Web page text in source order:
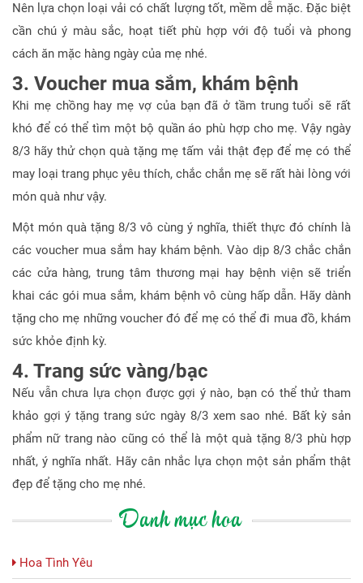
Nên lựa chọn loại vải có chất lượng tốt, mềm dễ mặc. Đặc biệt
cần chú ý màu sắc, hoạt tiết phù hợp với độ tuổi và phong
cách ăn mặc hàng ngày của mẹ nhé.
3. Voucher mua sắm, khám bệnh
Khi mẹ chồng hay mẹ vợ của bạn đã ở tầm trung tuổi sẽ rất
khó để có thể tìm một bộ quần áo phù hợp cho mẹ. Vậy ngày
8/3 hãy thử chọn quà tặng mẹ tấm vải thật đẹp để mẹ có thể
may loại trang phục yêu thích, chắc chắn mẹ sẽ rất hài lòng với
món quà như vậy.
Một món quà tặng 8/3 vô cùng ý nghĩa, thiết thực đó chính là
các voucher mua sắm hay khám bệnh. Vào dịp 8/3 chắc chắn
các cửa hàng, trung tâm thương mại hay bệnh viện sẽ triển
khai các gói mua sắm, khám bệnh vô cùng hấp dẫn. Hãy dành
tặng cho mẹ những voucher đó để mẹ có thể đi mua đồ, khám
sức khỏe định kỳ.
4. Trang sức vàng/bạc
Nếu vẫn chưa lựa chọn được gợi ý nào, bạn có thể thử tham
khảo gợi ý tặng trang sức ngày 8/3 xem sao nhé. Bất kỳ sản
phẩm nữ trang nào cũng có thể là một quà tặng 8/3 phù hợp
nhất, ý nghĩa nhất. Hãy cân nhắc lựa chọn một sản phẩm thật
đẹp để tặng cho mẹ nhé.
Danh mục hoa
Hoa Tình Yêu